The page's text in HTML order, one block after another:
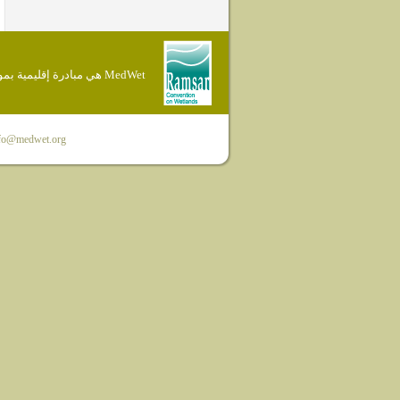
MedWet هي مبادرة إقليمية بموجب إتفاقية Ramsar